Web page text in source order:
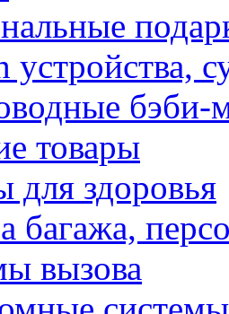
устройства,
бэби-
товары
для здоровья
багажа,
вызова